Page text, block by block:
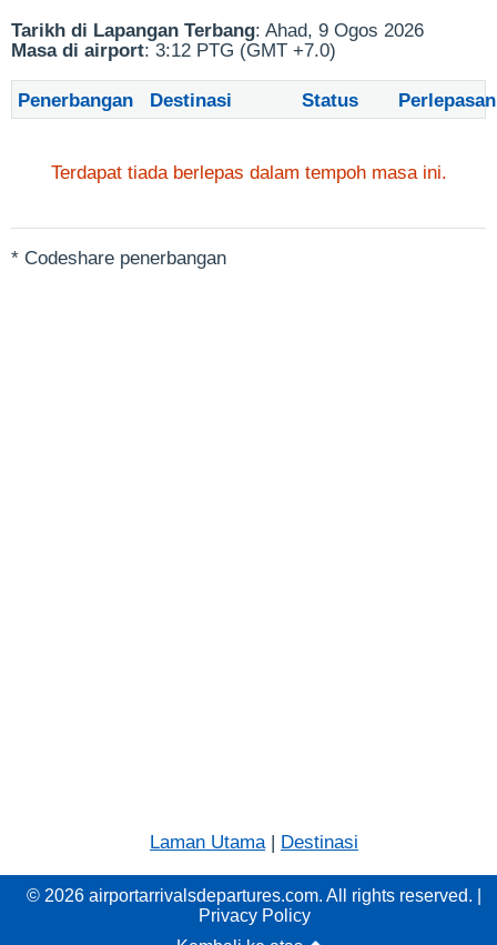
Tarikh di Lapangan Terbang: Ahad, 9 Ogos 2026
Masa di airport: 3:12 PTG (GMT +7.0)
Penerbangan Destinasi Status Perlepasan
Terdapat tiada berlepas dalam tempoh masa ini.
* Codeshare penerbangan
Laman Utama| Destinasi
© 2026 airportarrivalsdepartures.com. All rights reserved. |
Privacy Policy